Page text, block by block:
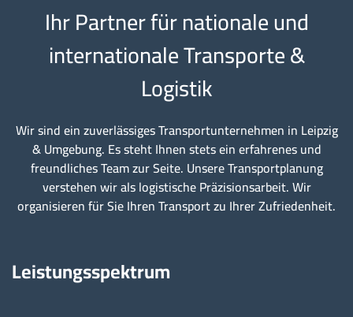
Ihr Partner für nationale und
internationale Transporte &
Logistik
Wir sind ein zuverlässiges Transportunternehmen in Leipzig
& Umgebung. Es steht Ihnen stets ein erfahrenes und
freundliches Team zur Seite. Unsere Transportplanung
verstehen wir als logistische Präzisionsarbeit. Wir
organisieren für Sie Ihren Transport zu Ihrer Zufriedenheit.
Leistungsspektrum